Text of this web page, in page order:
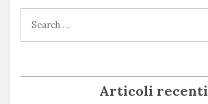
Articoli recenti